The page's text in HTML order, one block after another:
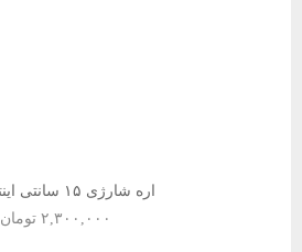
اره شارژی ۱۵ سانتی اینتیمکس
تومان۲,۳۰۰,۰۰۰